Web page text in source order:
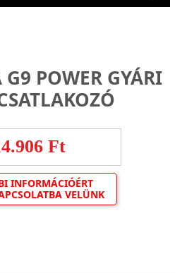
POWER GYÁRI
Ft
INFORMÁCIÓÉRT
VELÜNK